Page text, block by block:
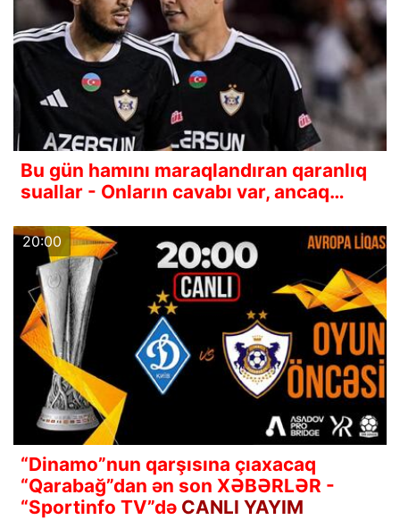
Bu gün hamını maraqlandıran qaranlıq
suallar - Onların cavabı var, ancaq…
20:00
“Dinamo”nun qarşısına çıaxacaq
“Qarabağ”dan ən son XƏBƏRLƏR -
“Sportinfo TV”də CANLI YAYIM